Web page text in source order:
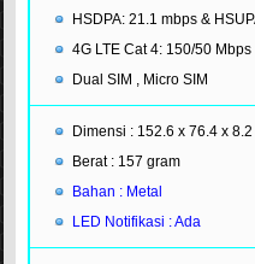
HSDPA: 21.1 mbps &
4G LTE Cat 4: 150/50 Mbps
Dual SIM , Micro SIM
Dimensi : 152.6 x 76.4 x 8.2
Berat : 157 gram
Bahan : Metal
LED Notifikasi : Ada